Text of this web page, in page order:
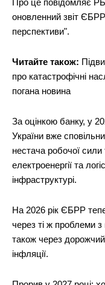
оновленний звіт ЄБРР
перспективи".
Читайте також:
про катастрофічні
погана новина
За оцінкою банку, у
України вже
нестача робочої сили
електроенергії та
інфраструктурі.
На 2026 рік ЄБРР
через ті ж проблеми
також через дорожчий
інфляції.